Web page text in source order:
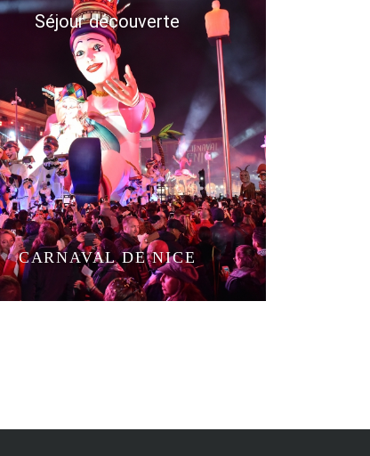
Séjour découverte
CARNAVAL DE NICE